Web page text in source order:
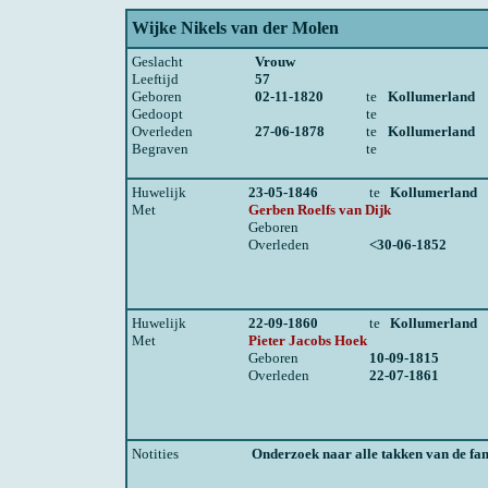
Wijke Nikels van der Molen
Geslacht
Vrouw
Leeftijd
57
Geboren
02-11-1820 te
Kollumerland
Gedoopt
te
Overleden
27-06-1878 te
Kollumerland
Begraven
te
Huwelijk 23-05-1846 te Kollumerland
Met
Gerben Roelfs van Dijk
Geboren
Overleden
<30-06-1852
Huwelijk 22-09-1860 te Kollumerland
Met
Pieter Jacobs Hoek
Geboren
10-09-1815
Overleden
22-07-1861
Notities Onderzoek naar alle takken van de